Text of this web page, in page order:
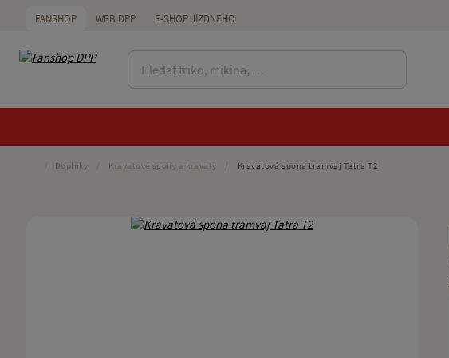
FANSHOP WEB DPP E-SHOP JÍZDNÉHO
Doplňky Kravatové spony a kravaty Kravatová spona tramvaj Tatra T2